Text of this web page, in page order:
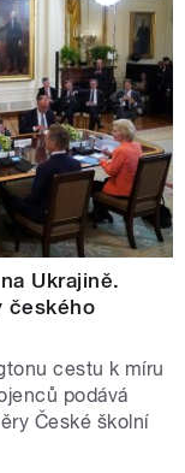
Ukrajině.
českého
cestu k míru
podává
České školní